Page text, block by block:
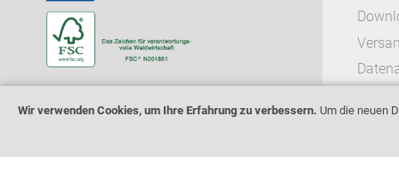
Wir verwenden Cookies, um Ihre Erfahrung zu verbessern. Um die neuen